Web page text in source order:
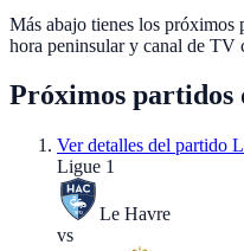
Más abajo tienes los
hora peninsular y canal de TV
Próximos partidos
Ver detalles del partido
Ligue 1
Le Havre
vs